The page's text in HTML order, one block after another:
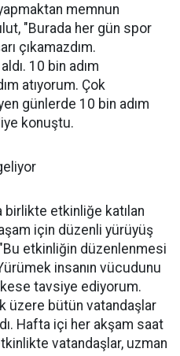
memnun
"Burada her gün spor
çıkamazdım.
10 bin adım
atıyorum. Çok
günlerde 10 bin adım
konuştu.
birlikte etkinliğe katılan
için düzenli yürüyüş
"Bu etkinliğin düzenlenmesi
insanın vücudunu
tavsiye ediyorum.
üzere bütün vatandaşlar
Hafta içi her akşam saat
vatandaşlar, uzman